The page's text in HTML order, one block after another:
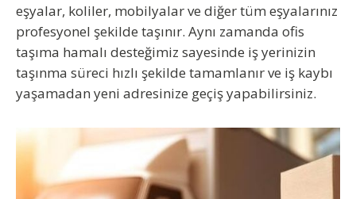
eşyalar, koliler, mobilyalar ve diğer tüm eşyalarınız
profesyonel şekilde taşınır. Aynı zamanda ofis
taşıma hamalı desteğimiz sayesinde iş yerinizin
taşınma süreci hızlı şekilde tamamlanır ve iş kaybı
yaşamadan yeni adresinize geçiş yapabilirsiniz.